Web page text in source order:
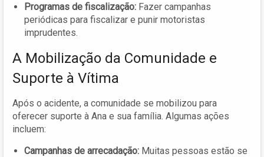
Programas de fiscalização: Fazer campanhas
periódicas para fiscalizar e punir motoristas
imprudentes.
A Mobilização da Comunidade e
Suporte à Vítima
Após o acidente, a comunidade se mobilizou para
oferecer suporte à Ana e sua família. Algumas ações
incluem:
Campanhas de arrecadação: Muitas pessoas estão se